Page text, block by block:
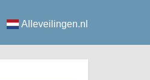
Alleveilingen.nl